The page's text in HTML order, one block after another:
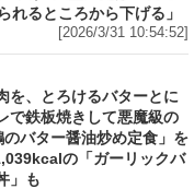
れるところから下げる」
[2026/3/31 10:54:52]
を、とろけるバターとに
で鉄板焼きして悪魔級の
バター醤油炒め定食」を
の「ガーリックバ
」も